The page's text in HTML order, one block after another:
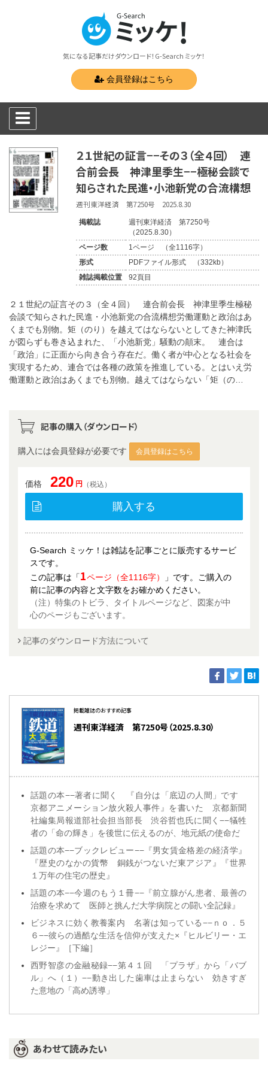
気になる記事だけダウンロード！G-Search ミッケ！
会員登録はこちら
２１世紀の証言−−その３（全４回） 連
合前会長 神津里季生−−極秘会談で
知らされた民進・小池新党の合流構想
週刊東洋経済 第7250号 2025.8.30
掲載誌
週刊東洋経済 第7250号
（2025.8.30）
ページ数
1ページ （全1116字）
形式
PDFファイル形式 （332kb）
雑誌掲載位置
92頁目
２１世紀の証言その３（全４回） 連合前会長 神津里季生極秘
会談で知らされた民進・小池新党の合流構想労働運動と政治はあ
くまでも別物。矩（のり）を越えてはならないとしてきた神津氏
が図らずも巻き込まれた、「小池新党」騒動の顛末。 連合は
「政治」に正面から向き合う存在だ。働く者が中心となる社会を
実現するため、連合では各種の政策を推進している。とはいえ労
働運動と政治はあくまでも別物。越えてはならない「矩（の…
記事の購入（ダウンロード）
購入には会員登録が必要です 会員登録はこちら
価格 220 円 （税込）
購入する
G-Search ミッケ！は雑誌を記事ごとに販売するサービ
スです。
この記事は「1ページ（全1116字）
」です。ご購入の
前に記事の内容と文字数をお確かめください。
（注）特集のトビラ、タイトルページなど、図案が中
心のページもございます。
記事のダウンロード方法について
掲載雑誌のおすすめ記事
週刊東洋経済 第7250号（2025.8.30）
話題の本−−著者に聞く 『自分は「底辺の人間」です
京都アニメーション放火殺人事件』を書いた 京都新聞
社編集局報道部社会担当部長 渋谷哲也氏に聞く−−犠牲
者の「命の輝き」を後世に伝えるのが、地元紙の使命だ
話題の本−−ブックレビュー−−『男女賃金格差の経済学』
『歴史のなかの貨幣 銅銭がつないだ東アジア』『世界
１万年の住宅の歴史』
話題の本−−今週のもう１冊−−『前立腺がん患者、最善の
治療を求めて 医師と挑んだ大学病院との闘い全記録』
ビジネスに効く教養案内 名著は知っている−−ｎｏ．５
６−−彼らの過酷な生活を信仰が支えた×『ヒルビリー・エ
レジー』［下編］
西野智彦の金融秘録−−第４１回 「プラザ」から「バブ
ル」へ（１）−−動き出した歯車は止まらない 効きすぎ
た意地の「高め誘導」
あわせて読みたい